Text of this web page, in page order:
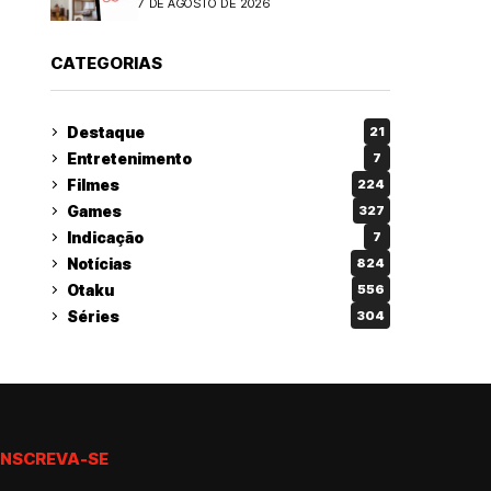
CATEGORIAS
Destaque 21
Entretenimento 7
Filmes 224
Games 327
Indicação 7
Notícias 824
Otaku 556
Séries 304
SE